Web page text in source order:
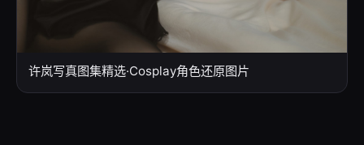
许岚写真图集精选·Cosplay角色还原图片